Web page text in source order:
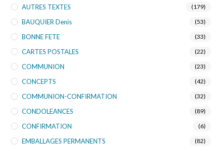
AUTRES TEXTES (179)
BAUQUIER Denis (53)
BONNE FETE (33)
CARTES POSTALES (22)
COMMUNION (23)
CONCEPTS (42)
COMMUNION-CONFIRMATION (32)
CONDOLEANCES (89)
CONFIRMATION (6)
EMBALLAGES PERMANENTS (82)